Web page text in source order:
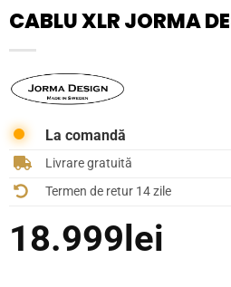
CABLU XLR JORMA
La comandă
Livrare gratuită
Termen de retur 14 zile
18.999 lei